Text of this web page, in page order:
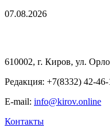
07.08.2026
610002, г. Киров, ул.
Редакция: +7(8332) 42-46-
E-mail: info@kirov.online
Контакты